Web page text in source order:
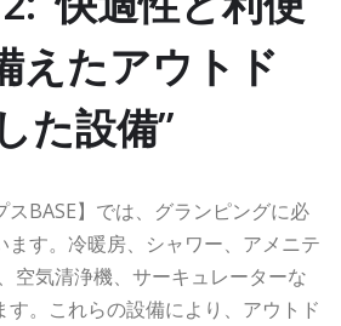
えたアウトド
た設備”
スBASE】では、グランピングに必
ます。冷暖房、シャワー、アメニテ
空気清浄機、サーキュレーターな
す。これらの設備により、アウトド